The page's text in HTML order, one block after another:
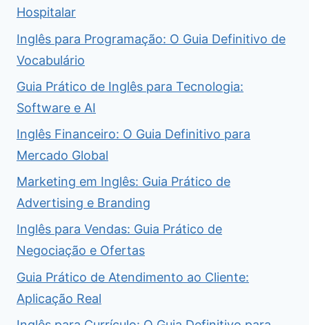
Hospitalar
Inglês para Programação: O Guia Definitivo de
Vocabulário
Guia Prático de Inglês para Tecnologia:
Software e AI
Inglês Financeiro: O Guia Definitivo para
Mercado Global
Marketing em Inglês: Guia Prático de
Advertising e Branding
Inglês para Vendas: Guia Prático de
Negociação e Ofertas
Guia Prático de Atendimento ao Cliente:
Aplicação Real